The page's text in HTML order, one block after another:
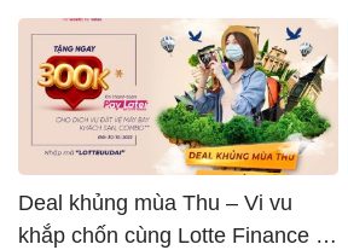
Deal khủng mùa Thu – Vi vu
khắp chốn cùng Lotte Finance x